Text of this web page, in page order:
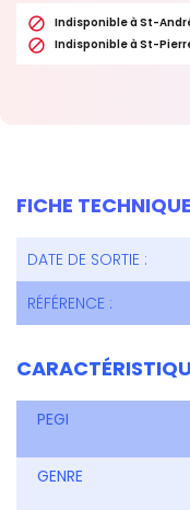
 Indisponible à St-
 Indisponible à St-
FICHE TECHNIQUE
DATE DE SORTIE :
RÉFÉRENCE :
PEGI
GENRE